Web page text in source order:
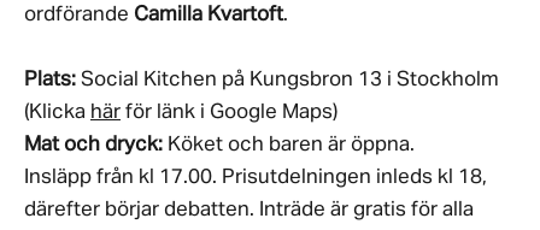
ordförande Camilla Kvartoft.
Plats: Social Kitchen på Kungsbron 13 i Stockholm
(Klicka här för länk i Google Maps)
Mat och dryck: Köket och baren är öppna.
Insläpp från kl 17.00. Prisutdelningen inleds kl 18,
därefter börjar debatten. Inträde är gratis för alla